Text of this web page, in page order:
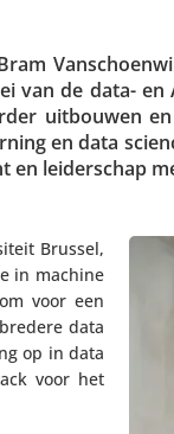
de data- en
uitbouwen
en data
en leider­schap
Brussel,
in machine
voor een
data
op in data
voor het